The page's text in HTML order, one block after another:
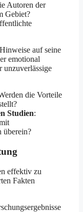
Autoren der
Gebiet?
auf seine
emotional
unzuverlässige
die Vorteile
Studien:
überein?
effektiv zu
Fakten